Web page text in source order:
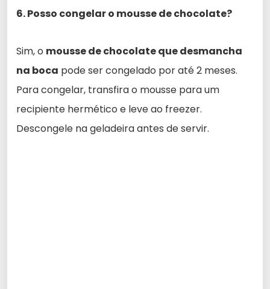
6. Posso congelar o mousse de chocolate?
Sim, o mousse de chocolate que desmancha
na boca pode ser congelado por até 2 meses.
Para congelar, transfira o mousse para um
recipiente hermético e leve ao freezer.
Descongele na geladeira antes de servir.